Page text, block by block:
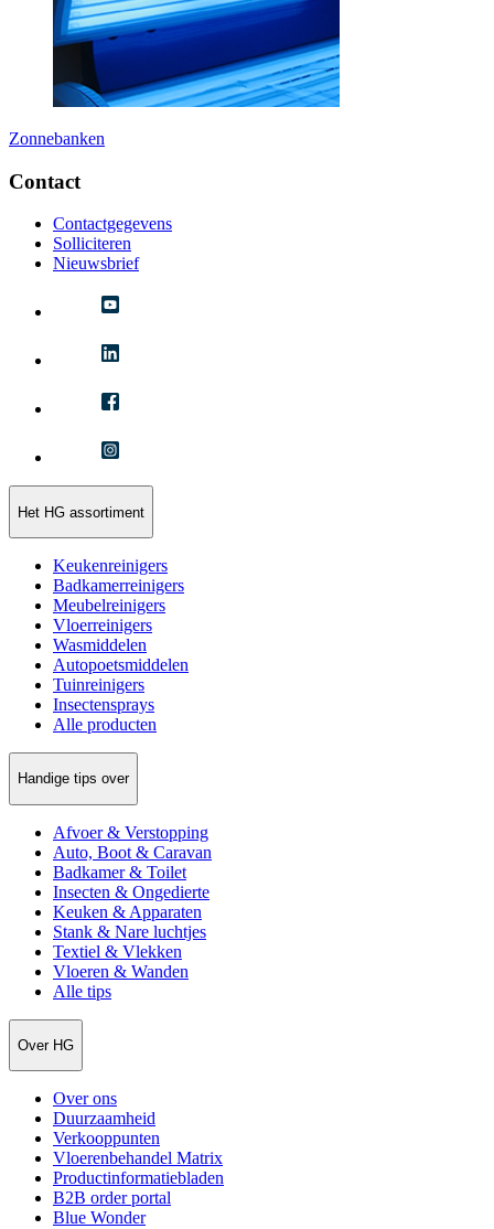
Zonnebanken
Contact
Contactgegevens
Solliciteren
Nieuwsbrief
Het HG assortiment
Keukenreinigers
Badkamerreinigers
Meubelreinigers
Vloerreinigers
Wasmiddelen
Autopoetsmiddelen
Tuinreinigers
Insectensprays
Alle producten
Handige tips over
Afvoer & Verstopping
Auto, Boot & Caravan
Badkamer & Toilet
Insecten & Ongedierte
Keuken & Apparaten
Stank & Nare luchtjes
Textiel & Vlekken
Vloeren & Wanden
Alle tips
Over HG
Over ons
Duurzaamheid
Verkooppunten
Vloerenbehandel Matrix
Productinformatiebladen
B2B order portal
Blue Wonder